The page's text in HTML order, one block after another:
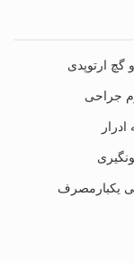
گچ ارتوپدی
جراحی
یکبارمصرف